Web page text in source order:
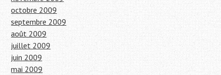
octobre 2009
septembre 2009
août 2009
juillet 2009
juin 2009
mai 2009